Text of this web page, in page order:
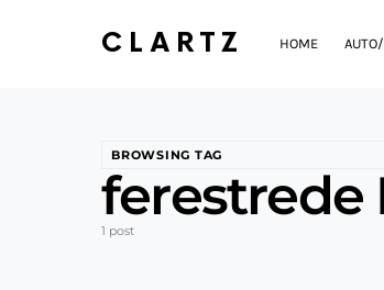
CLARTZ HOME
BROWSING TAG
ferestrede
1 post